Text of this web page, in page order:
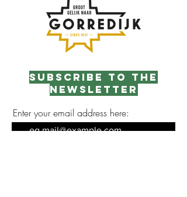
Subscribe to the
newsletter
Enter your email address here: